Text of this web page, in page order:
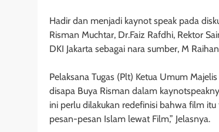
Hadir dan menjadi kaynot speak pada
Risman Muchtar, Dr.Faiz Rafdhi, Rektor
DKI Jakarta sebagai nara sumber, M
Pelaksana Tugas (Plt) Ketua Umum
disapa Buya Risman dalam
ini perlu dilakukan redefinisi bahwa film
pesan-pesan Islam lewat Film,” Jelasnya.